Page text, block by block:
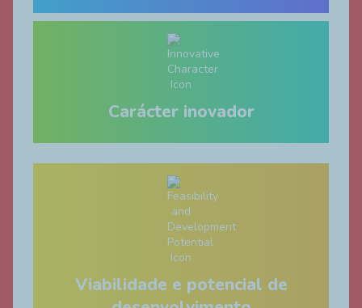
Carácter inovador
Viabilidade e potencial de